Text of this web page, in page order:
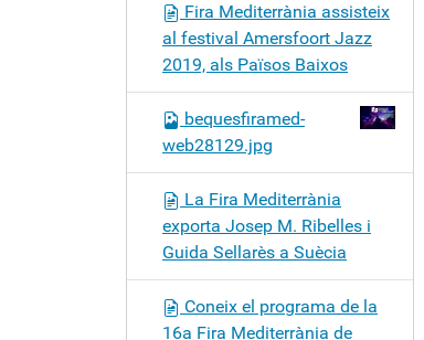
Fira Mediterrània assisteix
al festival Amersfoort Jazz
2019, als Països Baixos
bequesfiramed-
web28129.jpg
La Fira Mediterrània
exporta Josep M. Ribelles i
Guida Sellarès a Suècia
Coneix el programa de la
16a Fira Mediterrània de